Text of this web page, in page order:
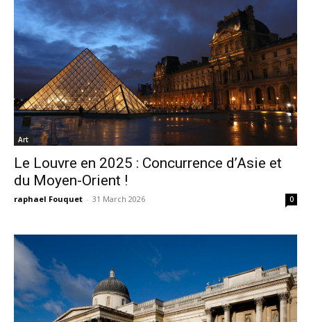
Art
Le Louvre en 2025 : Concurrence d’Asie et
du Moyen-Orient !
raphael Fouquet - 31 March 2026 0